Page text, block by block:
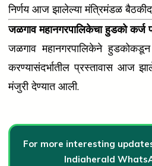
निर्णय आज झालेल्या मंत्रिमंडळ
जळगाव महानगरपालिकेचा हुडको कर्ज
जळगाव महानगरपालिकेने
करण्यासंदर्भातील प्रस्तावास आज
मंजुरी देण्यात आली.
For more interesting
Indiaherald